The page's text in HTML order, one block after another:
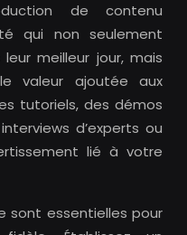
de contenu
qui non seulement
meilleur jour, mais
valeur ajoutée aux
tutoriels, des démos
d’experts ou
lié à votre
sont essentielles pour